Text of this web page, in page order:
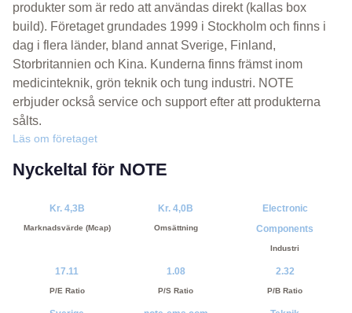
produkter som är redo att användas direkt (kallas box
build). Företaget grundades 1999 i Stockholm och finns i
dag i flera länder, bland annat Sverige, Finland,
Storbritannien och Kina. Kunderna finns främst inom
medicinteknik, grön teknik och tung industri. NOTE
erbjuder också service och support efter att produkterna
sålts.
Läs om företaget
Nyckeltal för NOTE
Kr. 4,3B
Marknadsvärde (Mcap)
Kr. 4,0B
Omsättning
Electronic
Components
Industri
17.11
P/E Ratio
1.08
P/S Ratio
2.32
P/B Ratio